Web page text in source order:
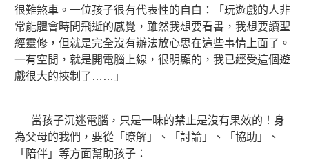
很難煞車。一位孩子很有代表性的自白：「玩遊戲的人非
常能體會時間飛逝的感覺，雖然我想要看書，我想要讀聖
經靈修，但就是完全沒有辦法放心思在這些事情上面了。
一有空閒，就是開電腦上線，很明顯的，我已經受這個遊
戲很大的挾制了……」
當孩子沉迷電腦，只是一昧的禁止是沒有果效的！身
為父母的我們，要從「瞭解」、「討論」、「協助」、
「陪伴」等方面幫助孩子：